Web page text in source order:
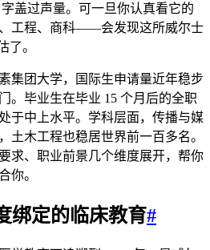
盖过声量。可一旦你认真看它的
工程、商科——会发现这所威尔士
了。
集团大学，国际生申请量近年稳步
。毕业生在毕业 15 个月后的全职
于中上水平。学科层面，传播与媒
土木工程也稳居世界前一百多名。
求、职业前景几个维度展开，帮你
你。
绑定的临床教育#